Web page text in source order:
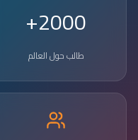
2000+
طالب حول العالم